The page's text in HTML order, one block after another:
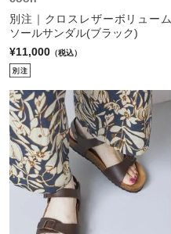
別注｜クロスレザーボリューム
ソールサンダル(ブラック)
¥11,000 （税込）